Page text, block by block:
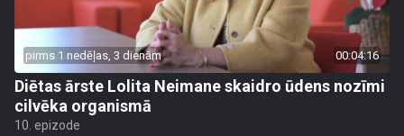
pirms 1 nedēļas, 3 dienām 00:04:16
Diētas ārste Lolita Neimane skaidro ūdens nozīmi
cilvēka organismā
10. epizode